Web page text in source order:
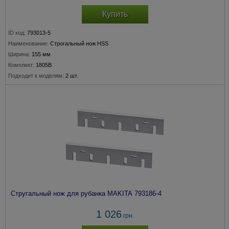
Купить
ID код: 793013-5
Наименование: Строгальный нож HSS
Ширина: 155 мм
Комплект: 1805B
Подходит к моделям: 2 шт.
Стругальный нож для рубанка MAKITA 793186-4
1 026 грн.